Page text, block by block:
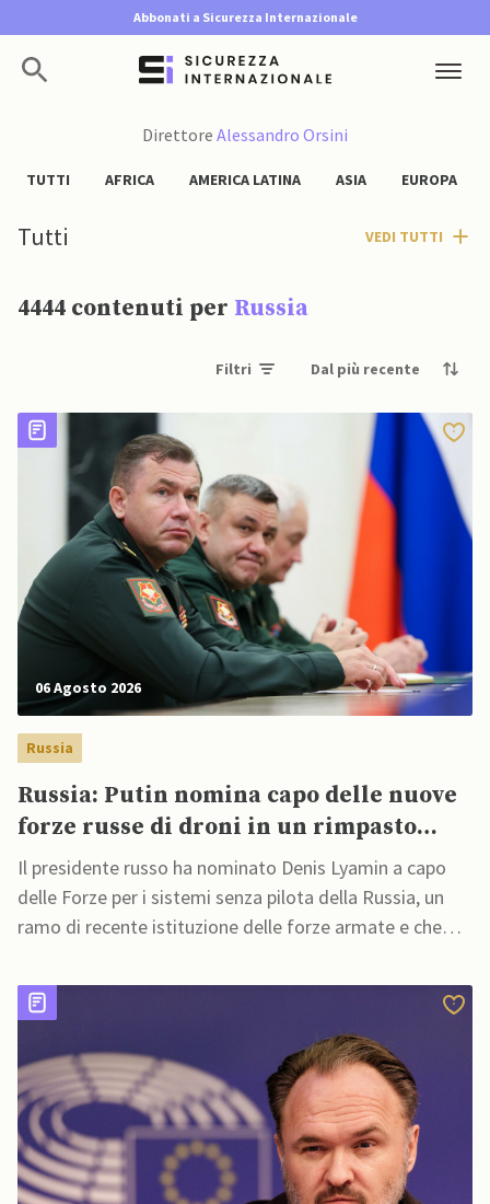
Abbonati a Sicurezza Internazionale
Direttore Alessandro Orsini
TUTTI AFRICA AMERICA LATINA ASIA EUROPA
Tutti VEDI TUTTI
4444 contenuti per Russia
Filtri
06 Agosto 2026
Russia
Russia: Putin nomina capo delle nuove
forze russe di droni in un rimpasto
militare
Il presidente russo ha nominato Denis Lyamin a capo
delle Forze per i sistemi senza pilota della Russia, un
ramo di recente istituzione delle forze armate e che